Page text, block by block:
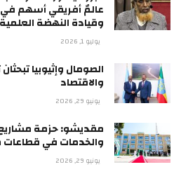
عالمٌ أفريقي أسهم في
وقيادة النهضة
يوليو 1, 2026
الصومال وإثيوبيا
والاقتصاد
يونيو 29, 2026
مقديشو: حزمة مشاريع
والخدمات في
يونيو 29, 2026